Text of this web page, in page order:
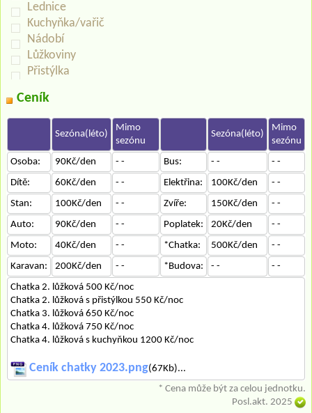
Lednice
Kuchyňka/vařič
Nádobí
Lůžkoviny
Přistýlka
Ceník
Sezóna(léto)
Mimo
sezónu
Sezóna(léto)
Mimo
sezónu
Osoba:
90Kč/den - - Bus: - -
- -
Dítě:
60Kč/den - - Elektřina: 100Kč/den
- -
Stan:
100Kč/den - - Zvíře: 150Kč/den
- -
Auto:
90Kč/den - - Poplatek: 20Kč/den
- -
Moto:
40Kč/den - - *Chatka: 500Kč/den
- -
Karavan:
200Kč/den - - *Budova: - -
- -
Chatka 2. lůžková 500 Kč/noc
Chatka 2. lůžková s přistýlkou 550 Kč/noc
Chatka 3. lůžková 650 Kč/noc
Chatka 4. lůžková 750 Kč/noc
Chatka 4. lůžková s kuchyňkou 1200 Kč/noc
Ceník chatky 2023.png(67Kb)...
* Cena může být za celou jednotku.
Posl.akt. 2025